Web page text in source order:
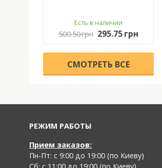
Есть в наличии
500.50 грн 295.75 грн
CМОТРЕТЬ ВСЕ
РЕЖИМ РАБОТЫ
Прием заказов:
Пн-Пт: с 9:00 до 19:00 (по Киеву)